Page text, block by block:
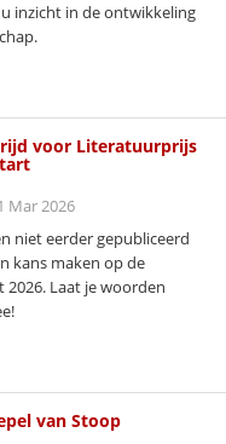
inzicht in de ontwikkeling
voor Literatuurprijs
Mar 2026
niet eerder gepubliceerd
kans maken op de
Laat je woorden
van Stoop